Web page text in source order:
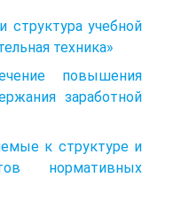
структура учебной
техника»
повышения
заработной
к структуре и
нормативных